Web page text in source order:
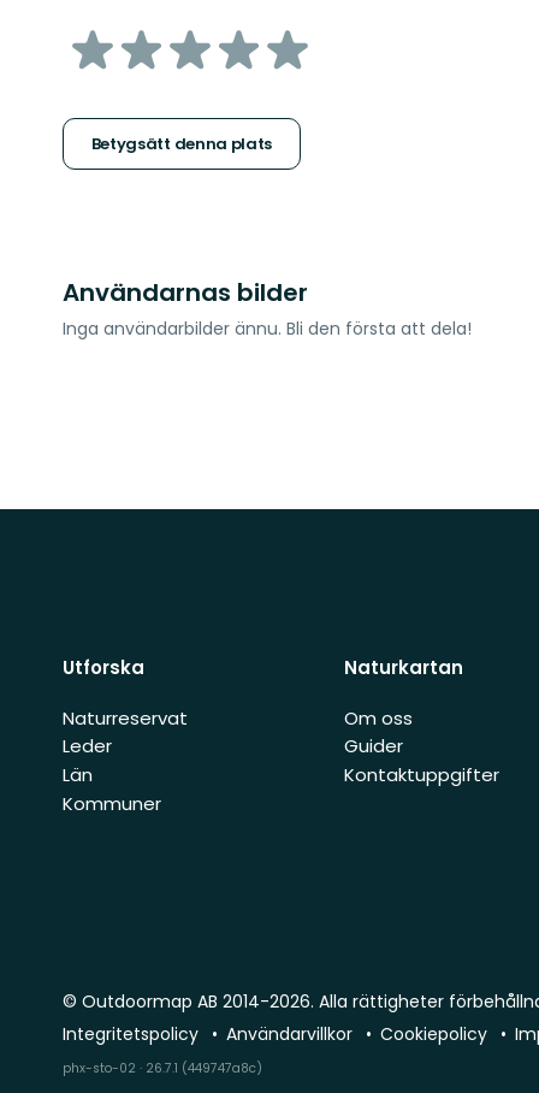
av
stjärnor
Betygsätt denna plats
Användarnas bilder
Inga användarbilder ännu. Bli den första att dela!
Utforska
Naturreservat
Leder
Län
Kommuner
Naturkartan
Om oss
Guider
Kontaktuppgifter
© Outdoormap AB 2014-2026. Alla rättigheter
Integritetspolicy
Användarvillkor Cookiepolicy
phx-sto-02 · 26.7.1 (449747a8c)